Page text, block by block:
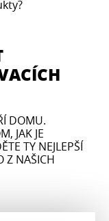
DOMU.
JAK JE
TY NEJLEPŠÍ
Z NAŠICH